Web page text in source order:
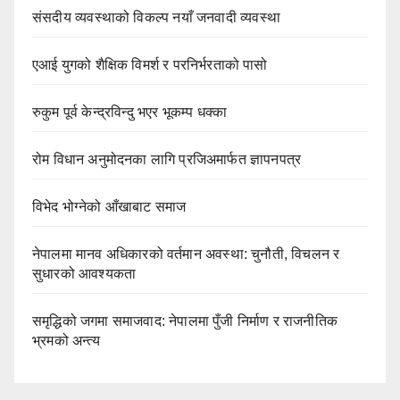
संसदीय व्यवस्थाको विकल्प नयाँ जनवादी व्यवस्था
एआई युगको शैक्षिक विमर्श र परनिर्भरताको पासो
रुकुम पूर्व केन्द्रविन्दु भएर भूकम्प धक्का
रोम विधान अनुमोदनका लागि प्रजिअमार्फत ज्ञापनपत्र
विभेद भोग्नेको आँखाबाट समाज
नेपालमा मानव अधिकारको वर्तमान अवस्था: चुनौती, विचलन र
सुधारको आवश्यकता
समृद्धिको जगमा समाजवाद: नेपालमा पुँजी निर्माण र राजनीतिक
भ्रमको अन्त्य